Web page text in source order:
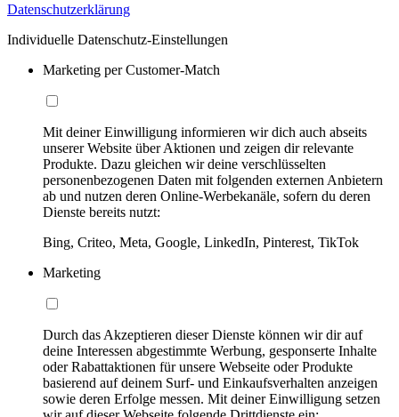
Datenschutzerklärung
Individuelle Datenschutz-Einstellungen
Marketing per Customer-Match
Mit deiner Einwilligung informieren wir dich auch abseits
unserer Website über Aktionen und zeigen dir relevante
Produkte. Dazu gleichen wir deine verschlüsselten
personenbezogenen Daten mit folgenden externen Anbietern
ab und nutzen deren Online-Werbekanäle, sofern du deren
Dienste bereits nutzt:
Bing, Criteo, Meta, Google, LinkedIn, Pinterest, TikTok
Marketing
Durch das Akzeptieren dieser Dienste können wir dir auf
deine Interessen abgestimmte Werbung, gesponserte Inhalte
oder Rabattaktionen für unsere Webseite oder Produkte
basierend auf deinem Surf- und Einkaufsverhalten anzeigen
sowie deren Erfolge messen. Mit deiner Einwilligung setzen